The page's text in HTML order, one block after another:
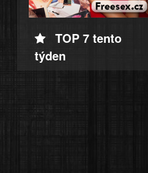
TOP 7 tento
týden